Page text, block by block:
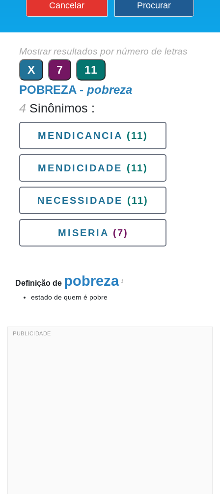
Cancelar Procurar
Mostrar resultados por número de letras
X 7 11
POBREZA - pobreza
4 Sinônimos :
MENDICANCIA (11)
MENDICIDADE (11)
NECESSIDADE (11)
MISERIA (7)
Definição de pobreza 1
estado de quem é pobre